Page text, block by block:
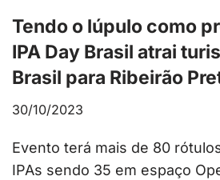
Tendo o lúpulo como
IPA Day Brasil atrai
Brasil para Ribeirão
30/10/2023
Evento terá mais de 80
IPAs sendo 35 em espaço